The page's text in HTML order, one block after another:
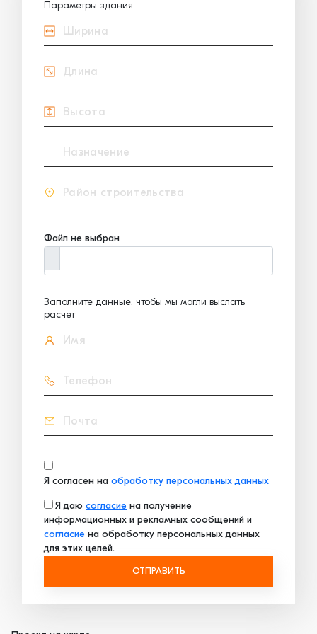
Параметры здания
Файл не выбран
Заполните данные, чтобы мы могли выслать
расчет
Я согласен на обработку персональных данных
Я даю согласие на получение
информационных и рекламных сообщений и
согласие на обработку персональных данных
для этих целей.
ОТПРАВИТЬ